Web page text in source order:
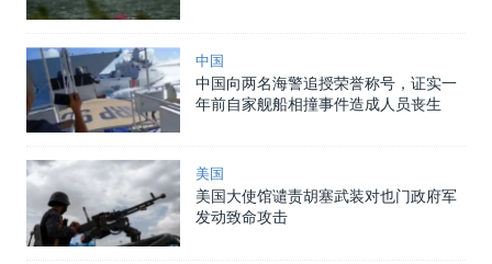
中国
中国向两名海警追授荣誉称号，证实一
年前自家舰船相撞事件造成人员丧生
美国
美国大使馆谴责胡塞武装对也门政府军
发动致命攻击